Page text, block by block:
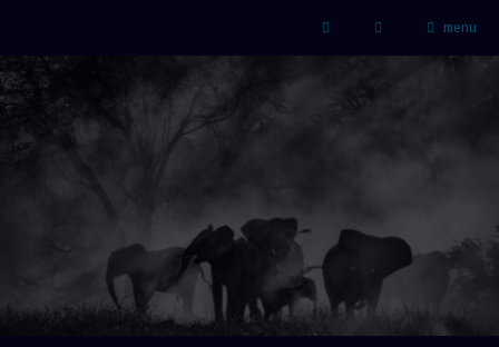
Facebook
menu